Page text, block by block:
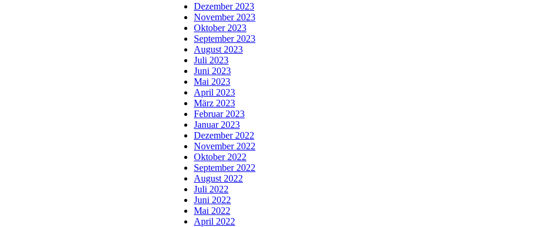
Dezember 2023
November 2023
Oktober 2023
September 2023
August 2023
Juli 2023
Juni 2023
Mai 2023
April 2023
März 2023
Februar 2023
Januar 2023
Dezember 2022
November 2022
Oktober 2022
September 2022
August 2022
Juli 2022
Juni 2022
Mai 2022
April 2022